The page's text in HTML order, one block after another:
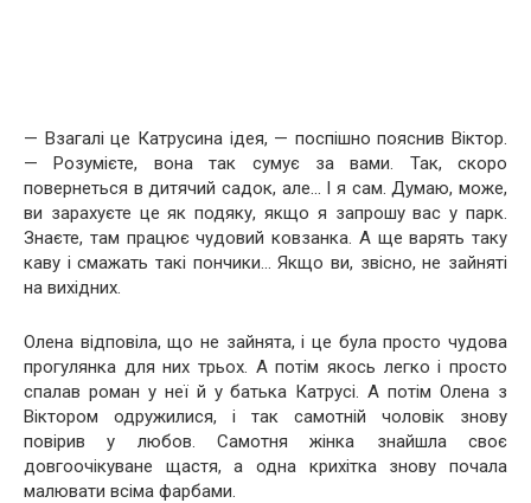
— Взагалі це Катрусина ідея, — поспішно пояснив Віктор.
— Розумієте, вона так сумує за вами. Так, скоро
повернеться в дитячий садок, але… І я сам. Думаю, може,
ви зарахуєте це як подяку, якщо я запрошу вас у парк.
Знаєте, там працює чудовий ковзанка. А ще варять таку
каву і смажать такі пончики… Якщо ви, звісно, не зайняті
на вихідних.
Олена відповіла, що не зайнята, і це була просто чудова
прогулянка для них трьох. А потім якось легко і просто
спалав роман у неї й у батька Катрусі. А потім Олена з
Віктором одружилися, і так самотній чоловік знову
повірив у любов. Самотня жінка знайшла своє
довгоочікуване щастя, а одна крихітка знову почала
малювати всіма фарбами.